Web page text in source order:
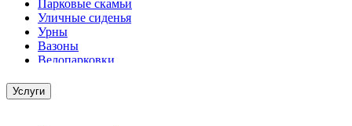
Парковые скамьи
Уличные сиденья
Урны
Вазоны
Велопарковки
Услуги